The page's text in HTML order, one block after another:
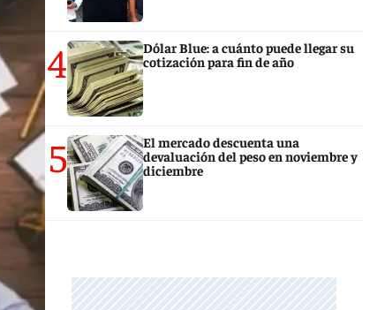
4
Dólar Blue: a cuánto puede llegar su
cotización para fin de año
5
El mercado descuenta una
devaluación del peso en noviembre y
diciembre